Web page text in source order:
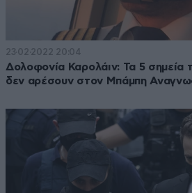
23·02·2022 20:04
Δολοφονία Καρολάιν: Τα 5 σημεία
δεν αρέσουν στον Μπάμπη